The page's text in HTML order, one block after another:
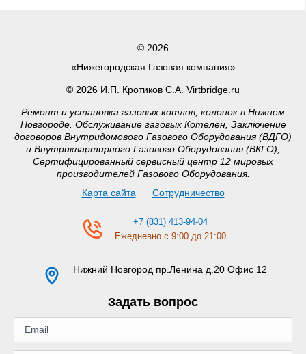
© 2026
«Нижегородская Газовая компания»
© 2026 И.П. Кротиков С.А. Virtbridge.ru
Ремонт и установка газовых котлов, колонок в Нижнем
Новгороде. Обслуживание газовых Котелен, Заключение
договоров Внутридомового Газового Оборудования (ВДГО)
и Внутриквартирного Газового Оборудования (ВКГО),
Сертифицированный сервисный центр 12 мировых
производителей Газового Оборудования.
Карта сайта
Сотрудничество
+7 (831) 413-94-04
Ежедневно с 9:00 до 21:00
Нижний Новгород пр.Ленина д.20 Офис 12
Задать вопрос